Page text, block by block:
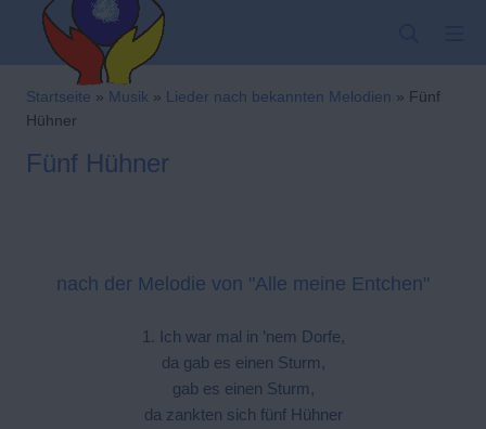
springen
Kindergarten-
Startseite » Musik » Lieder nach bekannten Melodien » Fünf
Hühner
Fünf Hühner
nach der Melodie von "Alle meine Entchen"
1. Ich war mal in ’nem Dorfe,
da gab es einen Sturm,
gab es einen Sturm,
da zankten sich fünf Hühner